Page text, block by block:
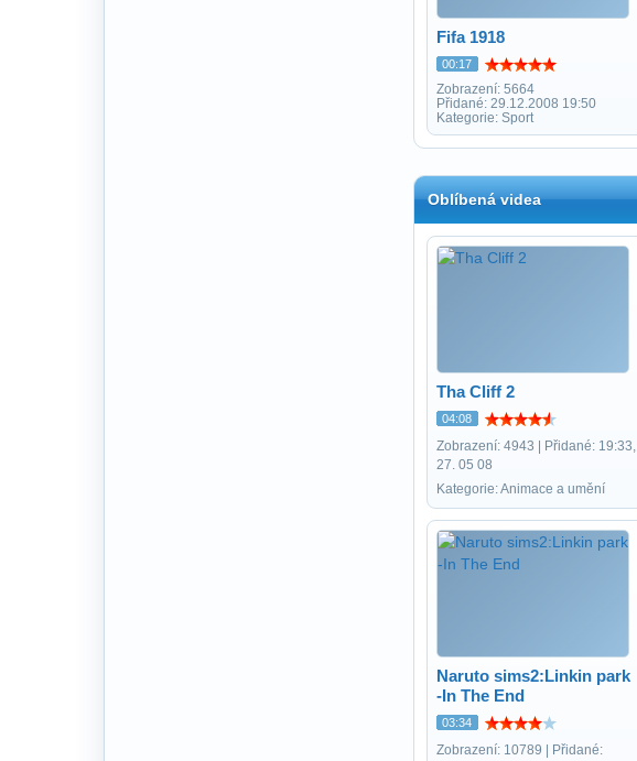
Fifa 1918
00:17
Zobrazení: 5664
Přidané: 29.12.2008 19:50
Kategorie: Sport
Oblíbená videa
Tha Cliff 2
04:08
Zobrazení: 4943 | Přidané: 19:33,
27. 05 08
Kategorie: Animace a umění
Naruto sims2:Linkin park
-In The End
03:34
Zobrazení: 10789 | Přidané: